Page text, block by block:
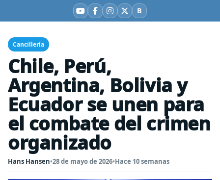
YouTube
Facebook
Instagram
X BBluesky
Cancillería
Chile, Perú,
Argentina, Bolivia y
Ecuador se unen para
el combate del crimen
organizado
Hans Hansen•28 de mayo de 2026•Hace 10 semanas